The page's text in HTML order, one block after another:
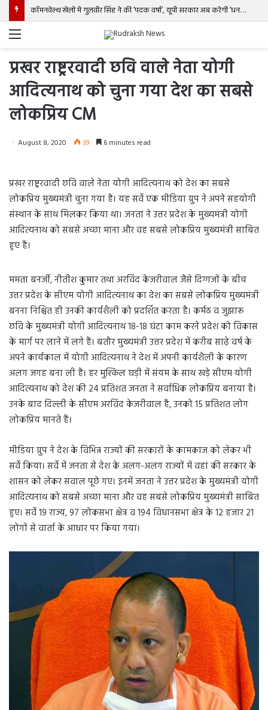
Menu
प्रखर राष्ट्ररवादी छवि वाले नेता योगी
आदित्यनाथ को चुना गया देश का सबसे
लोकप्रिय CM
August 8, 2020 39 6 minutes read
प्रखर राष्ट्ररवादी छवि वाले नेता योगी आदित्यनाथ को देश का सबसे
लोकप्रिय मुख्यमंत्री चुना गया है। यह सर्वे एक मीडिया ग्रुप ने अपने सहयोगी
संस्थान के साथ मिलकर किया था। जनता ने उत्तर प्रदेश के मुख्यमंत्री योगी
आदित्यनाथ को सबसे अच्छा माना और वह सबसे लोकप्रिय मुख्यमंत्री साबित
हुए हैं।
ममता बनर्जी, नीतीश कुमार तथा अरविंद केजरीवाल जैसे दिग्गजों के बीच
उत्तर प्रदेश के सीएम योगी आदित्यनाथ का देश का सबसे लोकप्रिय मुख्यमंत्री
बनना निश्चित ही उनकी कार्यशैली को प्रदर्शित करता है। कर्मठ व जुझारू
छवि के मुख्यमंत्री योगी आदित्यनाथ 18-18 घंटा काम करने प्रदेश को विकास
के मार्ग पर लाने में लगे हैं। बतौर मुख्यमंत्री उत्तर प्रदेश में करीब साढ़े वर्ष के
अपने कार्यकाल में योगी आदित्यनाथ ने देश में अपनी कार्यशैली के कारण
अलग जगह बना ली है। हर मुश्किल घड़ी में संयम के साथ खड़े सीएम योगी
आदित्यनाथ को देश की 24 प्रतिशत जनता ने सर्वाधिक लोकप्रिय बनाया है।
उनके बाद दिल्ली के सीएम अरविंद केजरीवाल हैं, उनको 15 प्रतिशत लोग
लोकप्रिय मानते हैं।
मीडिया ग्रुप ने देश के विभिन्न राज्यों की सरकारों के कामकाज को लेकर भी
सर्वे किया। सर्वे में जनता से देश के अलग-अलग राज्यों में वहां की सरकार के
शासन को लेकर सवाल पूछे गए। इनमें जनता ने उत्तर प्रदेश के मुख्यमंत्री योगी
आदित्यनाथ को सबसे अच्छा माना और वह सबसे लोकप्रिय मुख्यमंत्री साबित
हुए। सर्वे 19 राज्य, 97 लोकसभा क्षेत्र व 194 विधानसभा क्षेत्र के 12 हजार 21
लोगों से वार्ता के आधार पर किया गया।